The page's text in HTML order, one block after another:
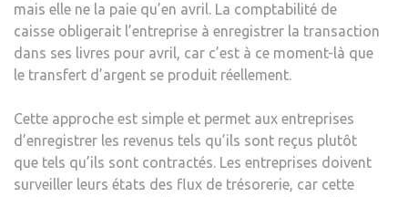
mais elle ne la paie qu’en avril. La comptabilité de
caisse obligerait l’entreprise à enregistrer la transaction
dans ses livres pour avril, car c’est à ce moment-là que
le transfert d’argent se produit réellement.
Cette approche est simple et permet aux entreprises
d’enregistrer les revenus tels qu’ils sont reçus plutôt
que tels qu’ils sont contractés. Les entreprises doivent
surveiller leurs états des flux de trésorerie, car cette